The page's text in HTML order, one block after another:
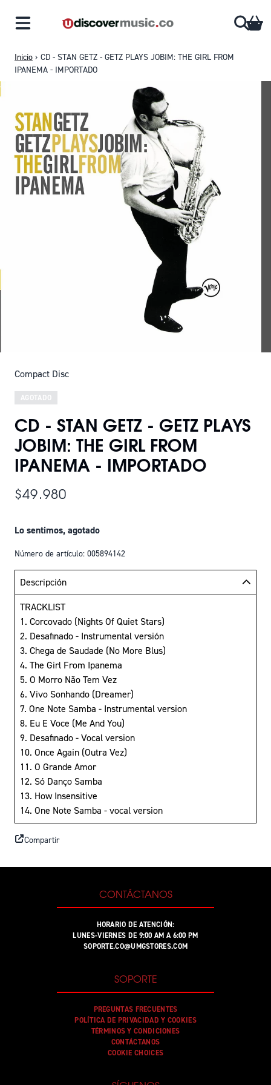
Inicio › CD - STAN GETZ - GETZ PLAYS JOBIM: THE GIRL FROM
IPANEMA - IMPORTADO
Compact Disc
AGOTADO
CD - STAN GETZ - GETZ PLAYS
JOBIM: THE GIRL FROM
IPANEMA - IMPORTADO
$49.980
Lo sentimos, agotado
Número de artículo: 005894142
Descripción
TRACKLIST
1. Corcovado (Nights Of Quiet Stars)
2. Desafinado - Instrumental versión
3. Chega de Saudade (No More Blus)
4. The Girl From Ipanema
5. O Morro Não Tem Vez
6. Vivo Sonhando (Dreamer)
7. One Note Samba - Instrumental version
8. Eu E Voce (Me And You)
9. Desafinado - Vocal version
10. Once Again (Outra Vez)
11. O Grande Amor
12. Só Danço Samba
13. How Insensitive
14. One Note Samba - vocal version
Compartir
CONTÁCTANOS
HORARIO DE ATENCIÓN:
LUNES-VIERNES DE 9:00 AM A 6:00 PM
SOPORTE.CO@UMGSTORES.COM
SOPORTE
PREGUNTAS FRECUENTES
POLÍTICA DE PRIVACIDAD Y COOKIES
TÉRMINOS Y CONDICIONES
CONTÁCTANOS
COOKIE CHOICES